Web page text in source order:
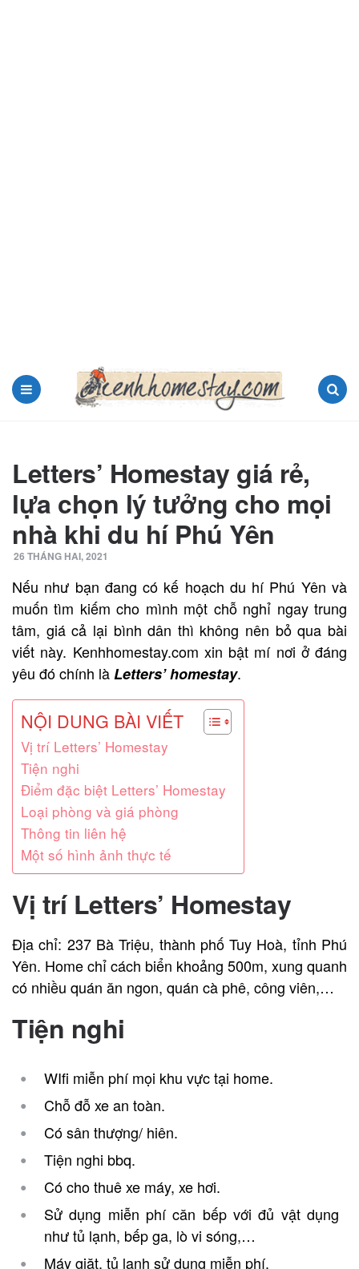
Letters’ Homestay giá rẻ,
lựa chọn lý tưởng cho mọi
nhà khi du hí Phú Yên
26 THÁNG HAI, 2021
Nếu như bạn đang có kế hoạch du hí Phú Yên và
muốn tìm kiếm cho mình một chỗ nghỉ ngay trung
tâm, giá cả lại bình dân thì không nên bỏ qua bài
viết này. Kenhhomestay.com xin bật mí nơi ở đáng
yêu đó chính làLetters’ homestay.
NỘI DUNG BÀI VIẾT
Vị trí Letters’ Homestay
Tiện nghi
Điểm đặc biệt Letters’ Homestay
Loại phòng và giá phòng
Thông tin liên hệ
Một số hình ảnh thực tế
Vị trí Letters’ Homestay
Địa chỉ: 237 Bà Triệu, thành phố Tuy Hoà, tỉnh Phú
Yên. Home chỉ cách biển khoảng 500m, xung quanh
có nhiều quán ăn ngon, quán cà phê, công viên,…
Tiện nghi
WIfi miễn phí mọi khu vực tại home.
Chỗ đỗ xe an toàn.
Có sân thượng/ hiên.
Tiện nghi bbq.
Có cho thuê xe máy, xe hơi.
Sử dụng miễn phí căn bếp với đủ vật dụng
như tủ lạnh, bếp ga, lò vi sóng,…
Máy giặt, tủ lạnh sử dụng miễn phí.